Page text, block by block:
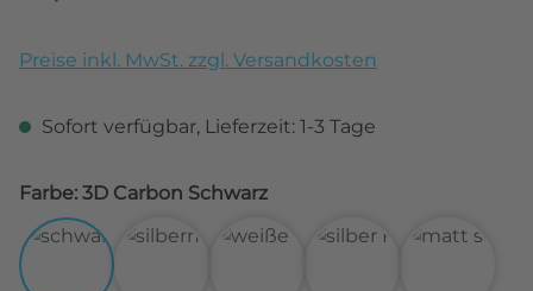
Preise inkl. MwSt. zzgl. Versandkosten
Sofort verfügbar, Lieferzeit: 1-3 Tage
Farbe: 3D Carbon Schwarz
3D Carbon Schwarz